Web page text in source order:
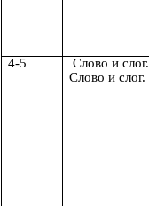
4-5
Слово и слог.
Слово и слог.